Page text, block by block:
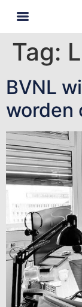
Tag:
BVNL
worden